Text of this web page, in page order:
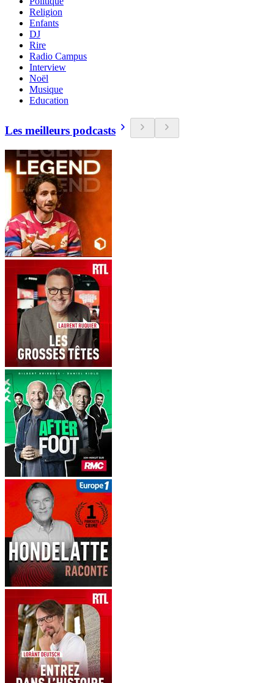
Religion
Enfants
DJ
Rire
Radio Campus
Interview
Noël
Musique
Education
Les meilleurs podcasts